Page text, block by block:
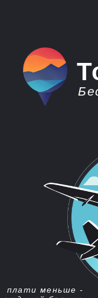
Запусти
на туры с